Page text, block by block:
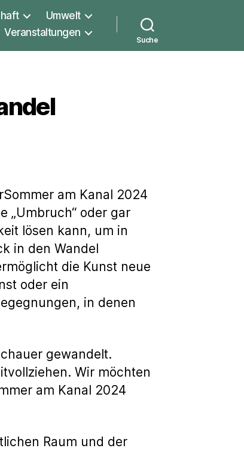
Umwelt
Veranstaltungen
Suche
am Kanal 2024
„Umbruch“ oder gar
lösen kann, um in
in den Wandel
die Kunst neue
oder ein
in denen
gewandelt.
Wir möchten
am Kanal 2024
Raum und der